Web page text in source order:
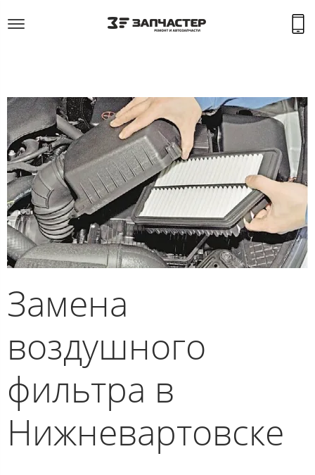
Замена
воздушного
фильтра в
Нижневартовске